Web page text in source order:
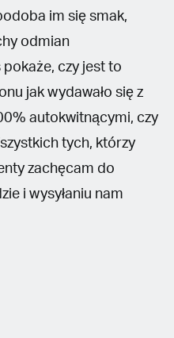
im się smak,
odmian
pokaże, czy jest to
jak wydawało się z
autokwitnącymi, czy
tych, którzy
zachęcam do
i wysyłaniu nam